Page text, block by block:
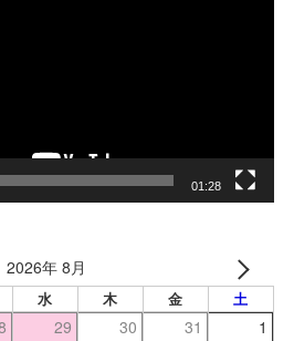
01:28
2026年 8月
水 木 金 土
29 30 31 1